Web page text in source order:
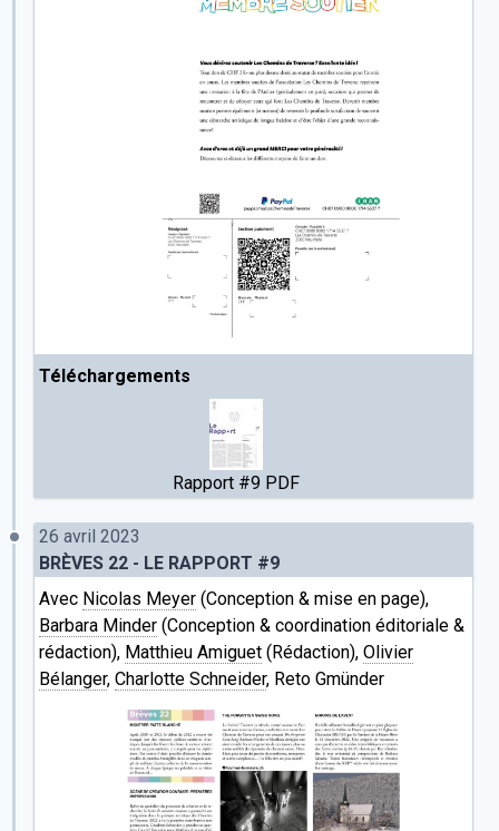
Téléchargements
Rapport #9 PDF
26 avril 2023
BRÈVES 22 - LE RAPPORT #9
Avec Nicolas Meyer (Conception & mise en page),
Barbara Minder (Conception & coordination éditoriale &
rédaction), Matthieu Amiguet (Rédaction), Olivier
Bélanger, Charlotte Schneider, Reto Gmünder